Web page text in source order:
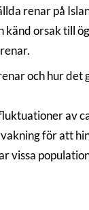
renar på
orsak till
och hur det
av
för att
vissa